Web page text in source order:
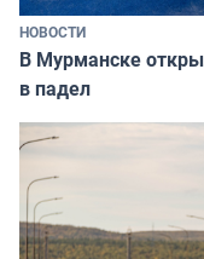
НОВОСТИ
В Мурманске
в падел